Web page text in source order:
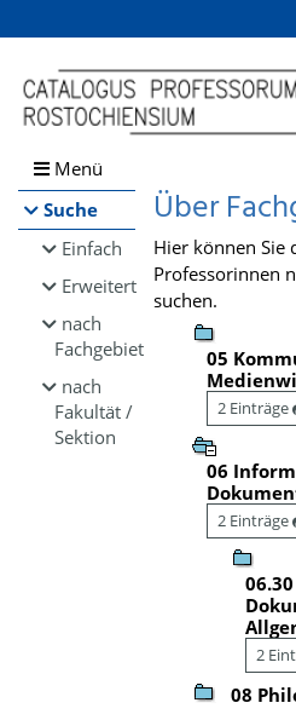
Browsen
direkt zum Inhalt
Menü
Suche
Einfach
Erweitert
nach
Fachgebiet
nach
Fakultät /
Sektion
Über
Hier können Sie
Professorinnen
suchen.
05
2 Einträge
06
2 Einträge
2
08